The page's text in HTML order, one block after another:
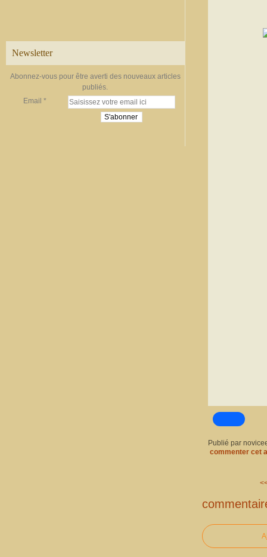
Newsletter
Abonnez-vous pour être averti des nouveaux articles
publiés.
Email
Publié par
commenter cet